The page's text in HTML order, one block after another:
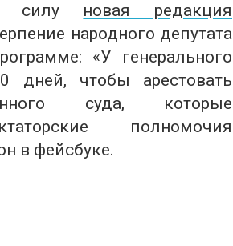
силу новая редакция
народного депутата
«У генерального
дней, чтобы арестовать
суда, которые
полномочия
в фейсбуке.